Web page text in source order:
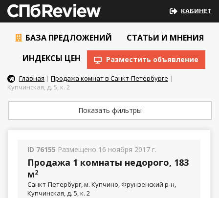
КАБИНЕТ
БАЗА ПРЕДЛОЖЕНИЙ
СТАТЬИ И МНЕНИЯ
ИНДЕКСЫ ЦЕН
Разместить объявление
Главная | Продажа комнат в Санкт-Петербурге |
Купчинская, д. 5, к. 2
Показать фильтры
ID 76155 Размещено 16 ноября 2017 г.
Продажа 1 комнаты недорого, 183
м2
Санкт-Петербург, м. Купчино, Фрунзенский р-н,
Купчинская, д. 5, к. 2